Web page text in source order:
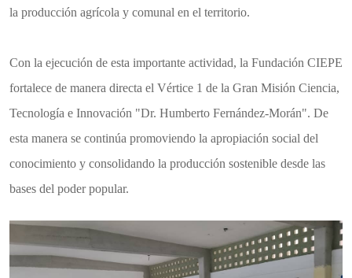
la producción agrícola y comunal en el territorio.
​Con la ejecución de esta importante actividad, la Fundación CIEPE
fortalece de manera directa el Vértice 1 de la Gran Misión Ciencia,
Tecnología e Innovación "Dr. Humberto Fernández-Morán". De
esta manera se continúa promoviendo la apropiación social del
conocimiento y consolidando la producción sostenible desde las
bases del poder popular.